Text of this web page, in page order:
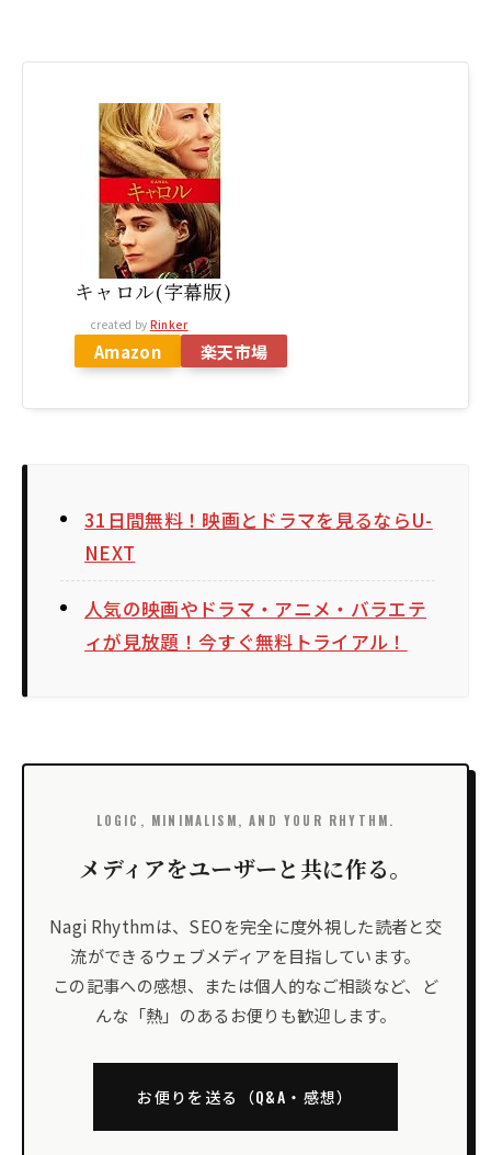
キャロル(字幕版)
created by Rinker
Amazon 楽天市場
31日間無料！映画とドラマを見るならU-
NEXT
人気の映画やドラマ・アニメ・バラエテ
ィが見放題！今すぐ無料トライアル！
LOGIC, MINIMALISM, AND YOUR RHYTHM.
メディアをユーザーと共に作る。
Nagi Rhythmは、SEOを完全に度外視した読者と交
流ができるウェブメディアを目指しています。
この記事への感想、または個人的なご相談など、ど
んな「熱」のあるお便りも歓迎します。
お便りを送る（Q&A・感想）